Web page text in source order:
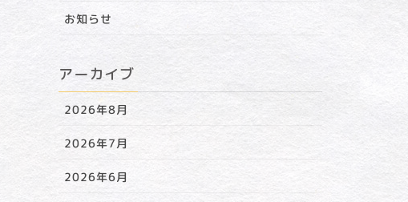
老人保健施設
お知らせ
アーカイブ
2026年8月
2026年7月
2026年6月